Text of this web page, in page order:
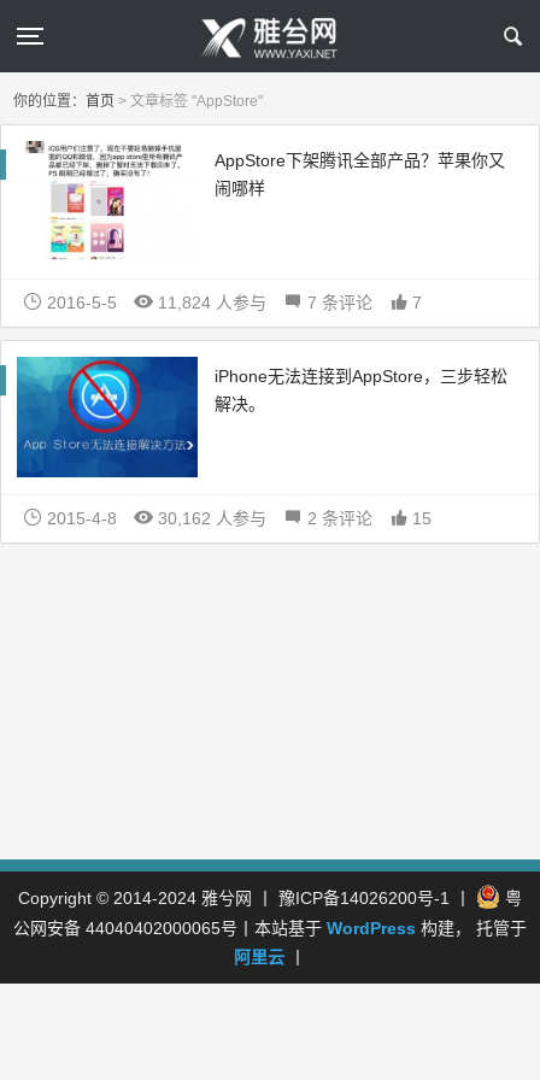
你的位置：首页 > 文章标签 "AppStore"
AppStore下架腾讯全部产品？苹果你又
闹哪样
2016-5-5 11,824 人参与 7 条评论 7
iPhone无法连接到AppStore，三步轻松
解决。
2015-4-8 30,162 人参与 2 条评论 15
Copyright © 2014-2024 雅兮网 豫ICP备14026200号-1
粤
公网安备 44040402000065号 丨本站基于 WordPress 构建， 托管于
阿里云